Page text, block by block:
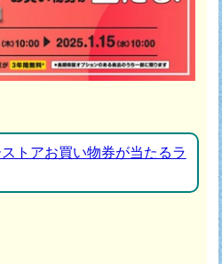
トアお買い物券が当たるラ